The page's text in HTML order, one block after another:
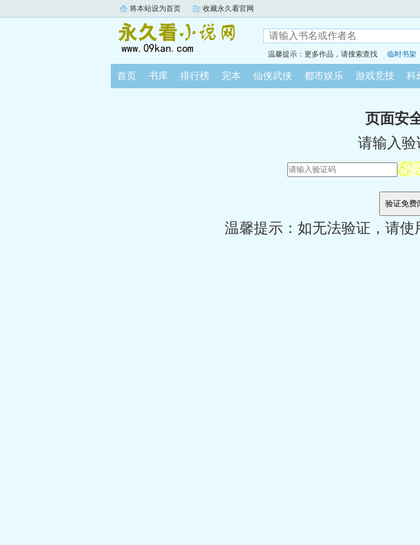
将本站设为首页 收藏永久看官网
温馨提示：更多作品，请搜索查找 临时书架
首页 书库 排行榜 完本 仙侠武侠 都市娱乐 游戏竞技 科
页面安
请输入验
温馨提示：如无法验证，请使